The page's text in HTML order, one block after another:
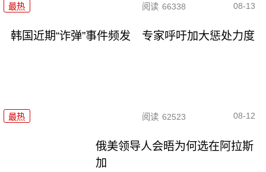
最热 阅读 66338 08-13
韩国近期“诈弹”事件频发 专家呼吁加大惩处力度
最热 阅读 62523 08-12
俄美领导人会晤为何选在阿拉斯
加